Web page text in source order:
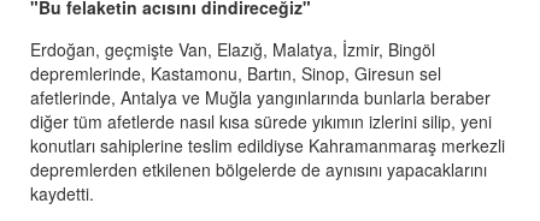
"Bu felaketin acısını dindireceğiz"
Erdoğan, geçmişte Van, Elazığ, Malatya, İzmir, Bingöl
depremlerinde, Kastamonu, Bartın, Sinop, Giresun sel
afetlerinde, Antalya ve Muğla yangınlarında bunlarla beraber
diğer tüm afetlerde nasıl kısa sürede yıkımın izlerini silip, yeni
konutları sahiplerine teslim edildiyse Kahramanmaraş merkezli
depremlerden etkilenen bölgelerde de aynısını yapacaklarını
kaydetti.